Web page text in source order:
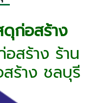
ก่อสร้าง
สร้าง ร้าน
ร้าง ชลบุรี